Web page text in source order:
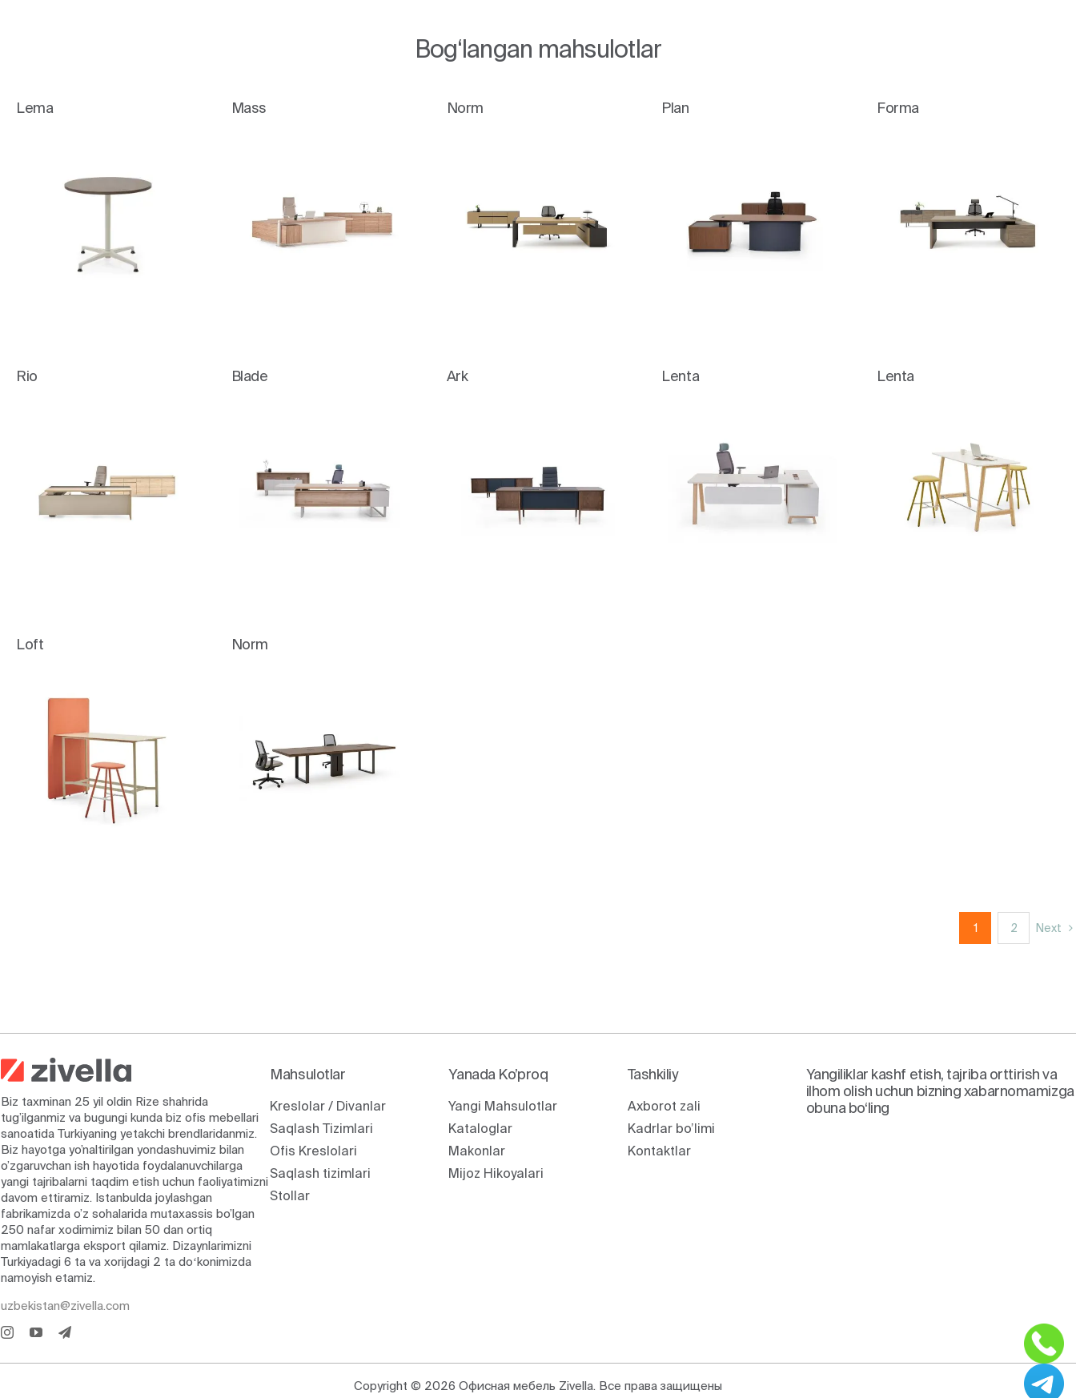
Bog‘langan mahsulotlar
Lema Mass Norm Plan Forma
Rio Blade Ark Lenta Lenta
Loft Norm
1 2 Next
Biz taxminan 25 yil oldin Rize shahrida
tug’ilganmiz va bugungi kunda biz ofis mebellari
sanoatida Turkiyaning yetakchi brendlaridanmiz.
Biz hayotga yo’naltirilgan yondashuvimiz bilan
o’zgaruvchan ish hayotida foydalanuvchilarga
yangi tajribalarni taqdim etish uchun faoliyatimizni
davom ettiramiz. Istanbulda joylashgan
fabrikamizda o’z sohalarida mutaxassis bo’lgan
250 nafar xodimimiz bilan 50 dan ortiq
mamlakatlarga eksport qilamiz. Dizaynlarimizni
Turkiyadagi 6 ta va xorijdagi 2 ta doʻkonimizda
namoyish etamiz.
uzbekistan@zivella.com
Mahsulotlar
Kreslolar / Divanlar
Saqlash Tizimlari
Ofis Kreslolari
Saqlash tizimlari
Stollar
Yanada Ko’proq
Yangi Mahsulotlar
Kataloglar
Makonlar
Mijoz Hikoyalari
Tashkiliy
Axborot zali
Kadrlar bo’limi
Kontaktlar
Yangiliklar kashf etish, tajriba orttirish va
ilhom olish uchun bizning xabarnomamizga
obuna bo‘ling
Copyright © 2026 Офисная мебель Zivella. Все права защищены